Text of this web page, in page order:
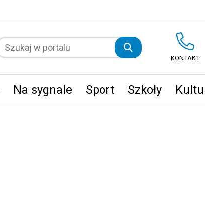
KONTAKT
Na sygnale Sport Szkoły